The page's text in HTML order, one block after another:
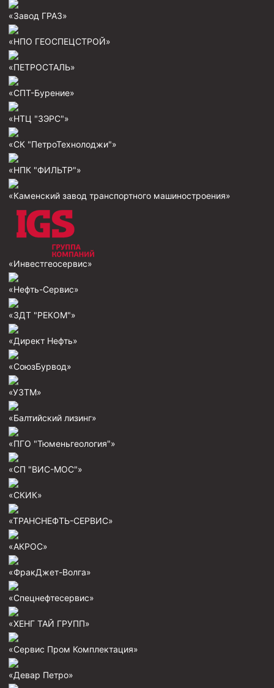
Муфта ОТТМ 146
Муфта БТС 324
Муфта БТС 168
Муфта ОТТМ 127
Муфта БТС 146
Муфта ОТТМ 178
Муфта ОТТМ 168
Муфта ОТТМ 114
Муфта ОТТГ 168
Муфта ОТТГ 146
Буровое оборудование
Фонтанная и запорная арматура
Оборудование для трубопроводов и манифольдов
Задвижки буровые
Буровые насосы
Противовыбросовое оборудование
Буровые установки
Циркуляционные системы и оборудование для
приготовления и очистки бурового раствора
Технологическая оснастка обсадных колонн
Патрубки цементировочные ПЦ
Краны шаровые КШЗ
скважин УЭЦС
«Завод ГРАЗ»
«НПО ГЕОСПЕЦСТРОЙ»
«ПЕТРОСТАЛЬ»
«СПТ-Бурение»
«НТЦ "ЗЭРС"»
«СК "ПетроТехнолоджи"»
«НПК "ФИЛЬТР"»
«Каменский завод транспортного машиностроения»
«Инвестгеосервис»
«Нефть-Сервис»
«ЗДТ "РЕКОМ"»
«Директ Нефть»
«СоюзБурвод»
«УЗТМ»
«Балтийский лизинг»
«ПГО "Тюменьгеология"»
«СП "ВИС-МОС"»
«СКИК»
«ТРАНСНЕФТЬ-СЕРВИС»
«АКРОС»
«ФракДжет-Волга»
«Спецнефтесервис»
«ХЕНГ ТАЙ ГРУПП»
«Сервис Пром Комплектация»
«Девар Петро»